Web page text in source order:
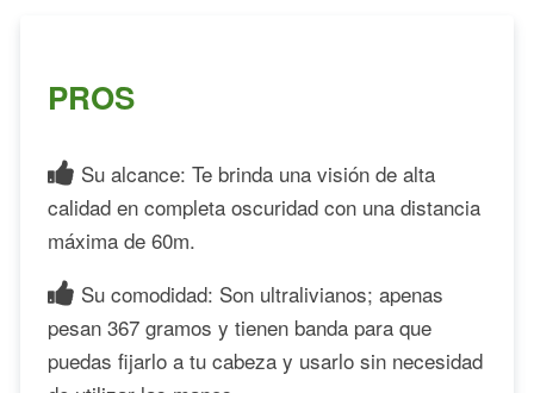
PROS
Su alcance: Te brinda una visión de alta
calidad en completa oscuridad con una distancia
máxima de 60m.
Su comodidad: Son ultralivianos; apenas
pesan 367 gramos y tienen banda para que
puedas fijarlo a tu cabeza y usarlo sin necesidad